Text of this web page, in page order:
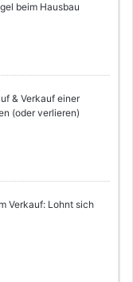
beim Hausbau
& Verkauf einer
(oder verlieren)
Verkauf: Lohnt sich